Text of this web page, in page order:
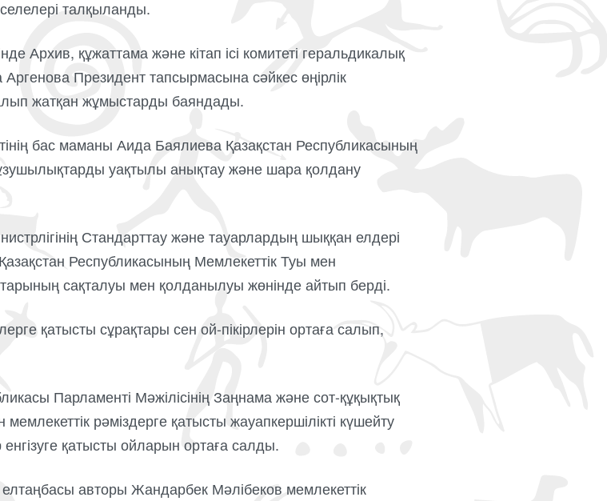
талқыланды.
Архив, құжаттама және кітап ісі комитеті геральдикалық
Президент тапсырмасына сәйкес өңірлік
жатқан жұмыстарды баяндады.
бас маманы Аида Баялиева Қазақстан Республикасының
уақтылы анықтау және шара қолдану
Стандарттау және тауарлардың шыққан елдері
Республикасының Мемлекеттік Туы мен
сақталуы мен қолданылуы жөнінде айтып берді.
қатысты сұрақтары сен ой-пікірлерін ортаға салып,
Парламенті Мәжілісінің Заңнама және сот-құқықтық
рәміздерге қатысты жауапкершілікті күшейту
енгізуге қатысты ойларын ортаға салды.
авторы Жандарбек Мәлібеков мемлекеттік